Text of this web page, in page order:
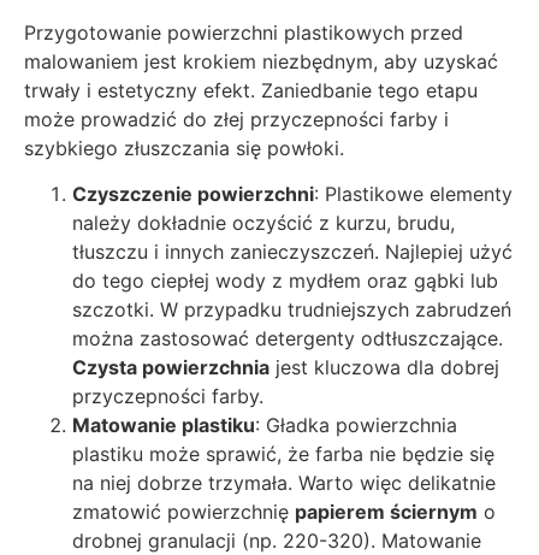
Przygotowanie powierzchni plastikowych przed
malowaniem jest krokiem niezbędnym, aby uzyskać
trwały i estetyczny efekt. Zaniedbanie tego etapu
może prowadzić do złej przyczepności farby i
szybkiego złuszczania się powłoki.
Czyszczenie powierzchni: Plastikowe elementy
należy dokładnie oczyścić z kurzu, brudu,
tłuszczu i innych zanieczyszczeń. Najlepiej użyć
do tego ciepłej wody z mydłem oraz gąbki lub
szczotki. W przypadku trudniejszych zabrudzeń
można zastosować detergenty odtłuszczające.
Czysta powierzchnia jest kluczowa dla dobrej
przyczepności farby.
Matowanie plastiku: Gładka powierzchnia
plastiku może sprawić, że farba nie będzie się
na niej dobrze trzymała. Warto więc delikatnie
zmatowić powierzchnię papierem ściernym o
drobnej granulacji (np. 220-320). Matowanie